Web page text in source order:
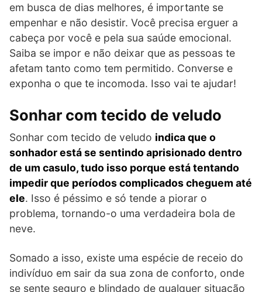
em busca de dias melhores, é importante se
empenhar e não desistir. Você precisa erguer a
cabeça por você e pela sua saúde emocional.
Saiba se impor e não deixar que as pessoas te
afetam tanto como tem permitido. Converse e
exponha o que te incomoda. Isso vai te ajudar!
Sonhar com tecido de veludo
Sonhar com tecido de veludo indica que o
sonhador está se sentindo aprisionado dentro
de um casulo, tudo isso porque está tentando
impedir que períodos complicados cheguem até
ele. Isso é péssimo e só tende a piorar o
problema, tornando-o uma verdadeira bola de
neve.
Somado a isso, existe uma espécie de receio do
indivíduo em sair da sua zona de conforto, onde
se sente seguro e blindado de qualquer situação